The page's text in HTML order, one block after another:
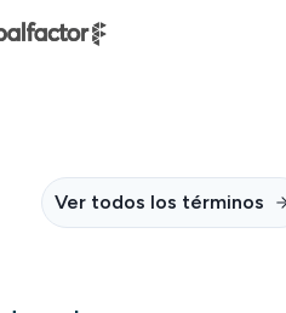
Ver todos los términos